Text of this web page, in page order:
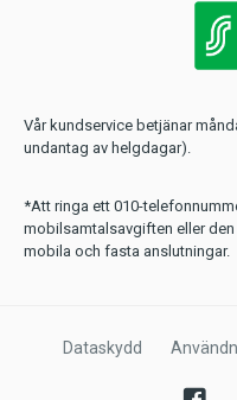
Vår kundservice betjänar
undantag av helgdagar).
*Att ringa ett 010-
mobilsamtalsavgiften eller
mobila och fasta anslutningar.
Dataskydd